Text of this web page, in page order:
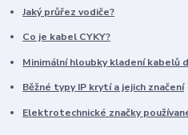
Jaký průřez vodiče?
Co je kabel CYKY?
Minimální hloubky kladení kabelů
Běžné typy IP krytí a jejich značení
Elektrotechnické značky